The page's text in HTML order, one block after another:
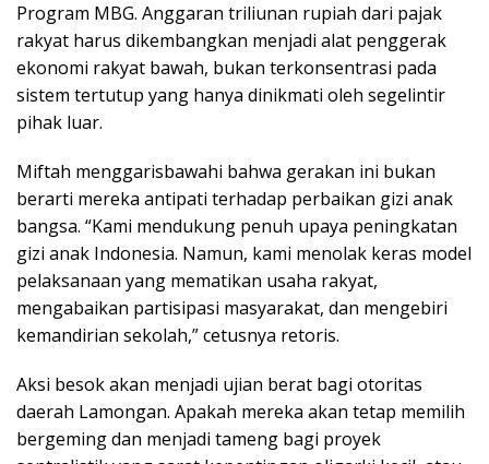
Program MBG. Anggaran triliunan rupiah dari pajak
rakyat harus dikembangkan menjadi alat penggerak
ekonomi rakyat bawah, bukan terkonsentrasi pada
sistem tertutup yang hanya dinikmati oleh segelintir
pihak luar.
​Miftah menggarisbawahi bahwa gerakan ini bukan
berarti mereka antipati terhadap perbaikan gizi anak
bangsa. “Kami mendukung penuh upaya peningkatan
gizi anak Indonesia. Namun, kami menolak keras model
pelaksanaan yang mematikan usaha rakyat,
mengabaikan partisipasi masyarakat, dan mengebiri
kemandirian sekolah,” cetusnya retoris.
​Aksi besok akan menjadi ujian berat bagi otoritas
daerah Lamongan. Apakah mereka akan tetap memilih
bergeming dan menjadi tameng bagi proyek